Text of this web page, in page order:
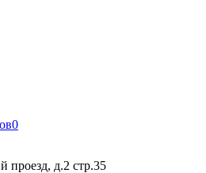
0
проезд, д.2 стр.35